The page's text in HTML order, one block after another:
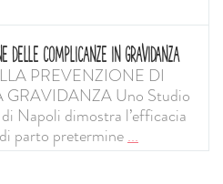
DELLE COMPLICANZE IN GRAVIDANZA
PREVENZIONE DI
Uno Studio
Napoli dimostra l’efficacia
parto pretermine...